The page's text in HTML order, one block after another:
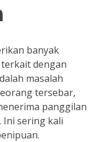
banyak
dengan
masalah
tersebar,
panggilan
Ini sering kali